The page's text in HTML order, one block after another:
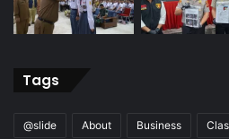
Tags
@slide About Business